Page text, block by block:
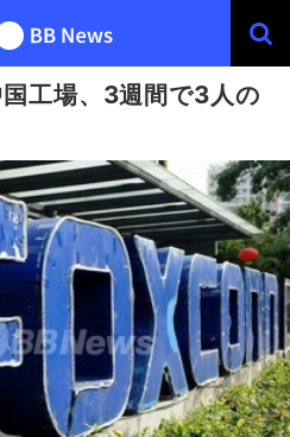
工場、3週間で3人の